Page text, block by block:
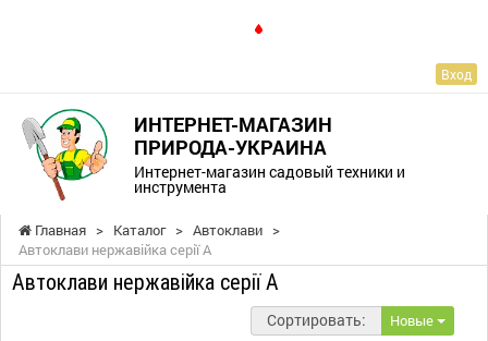
Вход
ИНТЕРНЕТ-МАГАЗИН
ПРИРОДА-УКРАИНА
Интернет-магазин садовый техники и
инструмента
Главная > Каталог > Автоклави >
Автоклави нержавійка серії А
Автоклави нержавійка серії А
Сортировать: Новые